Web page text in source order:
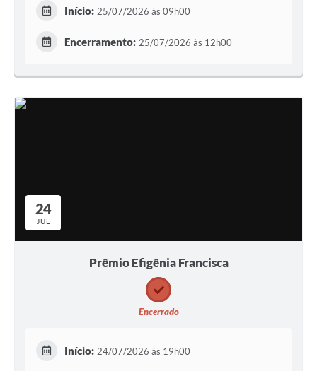
Início: 25/07/2026 às 09h00
Encerramento: 25/07/2026 às 12h00
24
JUL
Prêmio Efigênia Francisca
Encerrado
Início: 24/07/2026 às 19h00